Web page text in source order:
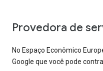
Provedora de
No Espaço Econômico
Google que você pode